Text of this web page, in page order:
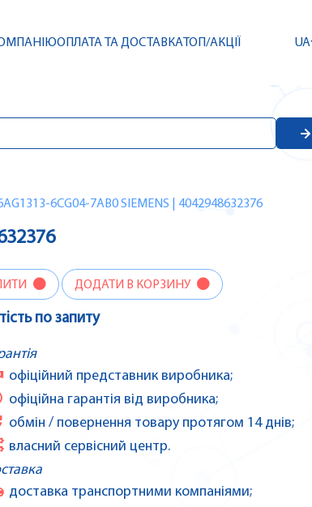
ОПЛАТА ТА ДОСТАВКАТОП/АКЦІЇ UA
6CG04-7AB0 SIEMENS | 4042948632376
ДОДАТИ В КОРЗИНУ
по запиту
офіційний представник виробника;
офіційна гарантія від виробника;
обмін / повернення товару протягом 14 днів;
власний сервісний центр.
доставка транспортними компаніями;